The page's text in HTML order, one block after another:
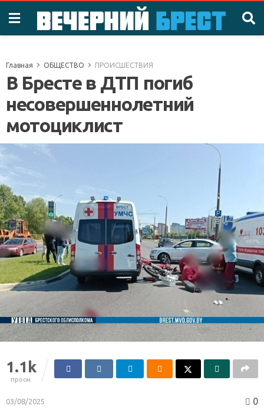
Главная ОБЩЕСТВО ПРОИСШЕСТВИЯ
В Бресте в ДТП погиб
несовершеннолетний
мотоциклист
1.1k
просм.
03/08/2025 0